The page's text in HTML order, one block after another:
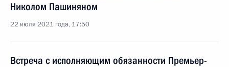
Николом Пашиняном
22 июля 2021 года, 17:50
Встреча с исполняющим обязанности Премьер-